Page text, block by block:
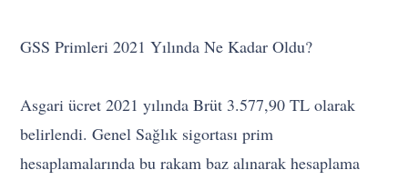
GSS Primleri 2021 Yılında Ne Kadar Oldu?
Asgari ücret 2021 yılında Brüt 3.577,90 TL olarak
belirlendi. Genel Sağlık sigortası prim
hesaplamalarında bu rakam baz alınarak hesaplama